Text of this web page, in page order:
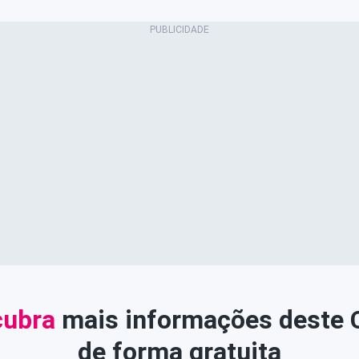
mais informações deste
de forma gratuita